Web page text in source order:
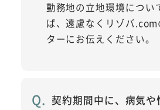
勤務地の立地環境につい
ば、遠慮なくリゾバ
ターにお伝えください。
契約期間中に、病気や